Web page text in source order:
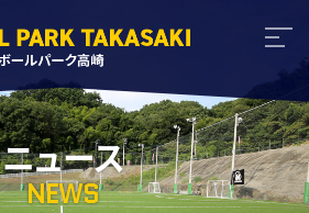
ニュース
NEWS